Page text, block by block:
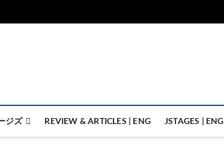
ジズ REVIEW & ARTICLES | ENG JSTAGES | ENG